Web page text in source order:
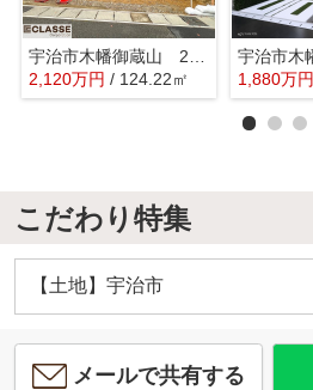
宇治市木幡御蔵山 2区画 J号地 建築条件無し
2,120万円 / 124.22㎡
1,880万円
こだわり特集
【土地】宇治市
メールで共有する